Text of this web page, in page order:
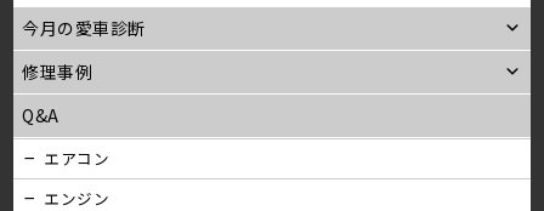
今月の愛車診断
修理事例
Q&A
エアコン
エンジン